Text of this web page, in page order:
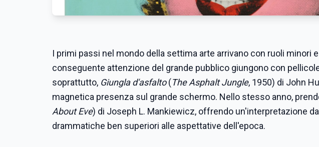
I primi passi nel mondo della settima arte arrivano con ruoli minori
conseguente attenzione del grande pubblico giungono con
soprattutto, Giungla d'asfalto(The Asphalt Jungle, 1950) di John
magnetica presenza sul grande schermo. Nello stesso anno,
About Eve) di Joseph L. Mankiewicz, offrendo un'interpretazione
drammatiche ben superiori alle aspettative dell'epoca.